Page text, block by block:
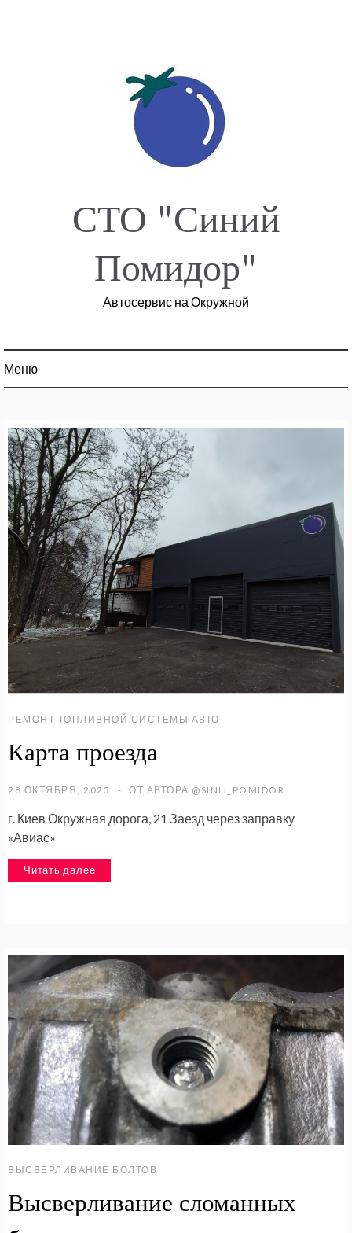
СТО "Синий
Помидор"
Автосервис на Окружной
Меню
Услуги
РЕМОНТ ТОПЛИВНОЙ СИСТЕМЫ АВТО
Карта проезда
28 ОКТЯБРЯ, 2025 ОТ АВТОРА @SINIJ_POMIDOR
г. Киев Окружная дорога, 21 Заезд через заправку
«Авиас»
Читать далее
ВЫСВЕРЛИВАНИЕ БОЛТОВ
Высверливание сломанных